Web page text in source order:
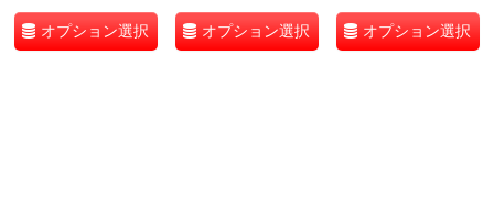
オプション選択 オプション選択 オプション選択